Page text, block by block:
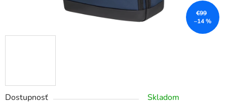
Dostupnosť
Skladom
€99
–14 %